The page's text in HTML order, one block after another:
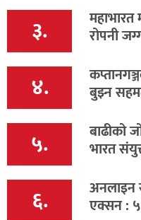
३. महाभारत
रोपनी
४. बुझ्न
५. बाढीको
भारत
६. अनलाइन
एक्सन : ५